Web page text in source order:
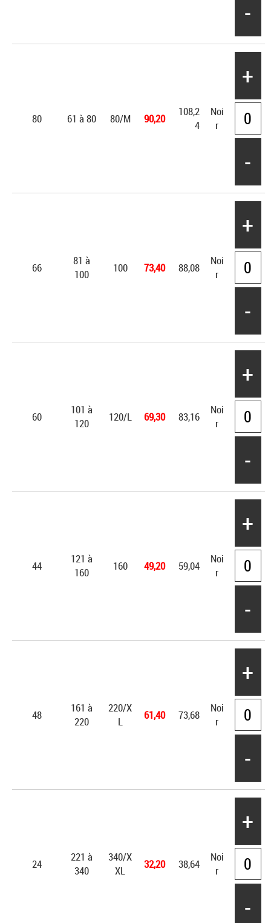
-
80 61 à 80 80/M 90,20
108,2
4
Noi
r
+
-
66
81 à
100
100 73,40 88,08
Noi
r
+
-
60
101 à
120
120/L 69,30 83,16
Noi
r
+
-
44
121 à
160
160 49,20 59,04
Noi
r
+
-
48
161 à
220
220/X
L
61,40 73,68
Noi
r
+
-
24
221 à
340
340/X
XL
32,20 38,64
Noi
r
+
-